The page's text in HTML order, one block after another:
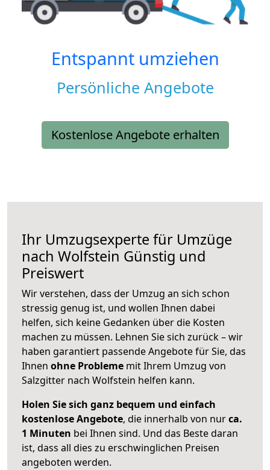
Entspannt umziehen
Persönliche Angebote
Kostenlose Angebote erhalten
Ihr Umzugsexperte für Umzüge
nach Wolfstein Günstig und
Preiswert
Wir verstehen, dass der Umzug an sich schon
stressig genug ist, und wollen Ihnen dabei
helfen, sich keine Gedanken über die Kosten
machen zu müssen. Lehnen Sie sich zurück – wir
haben garantiert passende Angebote für Sie, das
Ihnen ohne Probleme mit Ihrem Umzug von
Salzgitter nach Wolfstein helfen kann.
Holen Sie sich ganz bequem und einfach
kostenlose Angebote, die innerhalb von nurca.
1 Minuten bei Ihnen sind. Und das Beste daran
ist, dass all dies zu erschwinglichen Preisen
angeboten werden.